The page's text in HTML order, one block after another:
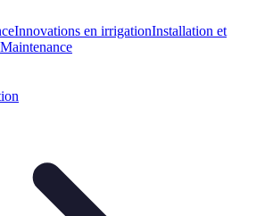
Innovations en irrigationInstallation et